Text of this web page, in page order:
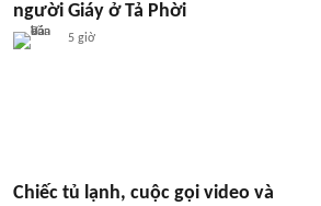
người Giáy ở Tả Phời
5 giờ
Chiếc tủ lạnh, cuộc gọi video và